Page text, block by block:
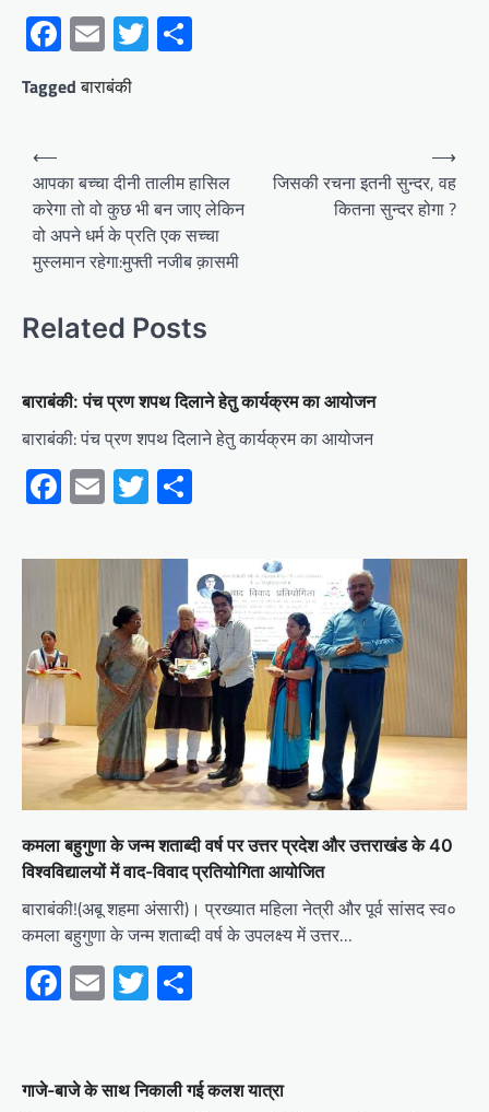
Facebook
EmailTwitter
Taggedबाराबंकी
Post
navigation
⟵
आपका बच्चा दीनी तालीम हासिल
करेगा तो वो कुछ भी बन जाए लेकिन
वो अपने धर्म के प्रति एक सच्चा
मुस्लमान रहेगा:मुफ्ती नजीब क़ासमी
जिसकी रचना इतनी सुन्दर, वह
कितना सुन्दर होगा ?
⟶
Related Posts
बाराबंकी: पंच प्रण शपथ दिलाने हेतु कार्यक्रम का आयोजन
बाराबंकी: पंच प्रण शपथ दिलाने हेतु कार्यक्रम का आयोजन
Facebook
EmailTwitter
कमला बहुगुणा के जन्म शताब्दी वर्ष पर उत्तर प्रदेश और उत्तराखंड के 40
विश्वविद्यालयों में वाद-विवाद प्रतियोगिता आयोजित
बाराबंकी!(अबू शहमा अंसारी)। प्रख्यात महिला नेत्री और पूर्व सांसद स्व०
कमला बहुगुणा के जन्म शताब्दी वर्ष के उपलक्ष्य में उत्तर…
Facebook
EmailTwitter
गाजे-बाजे के साथ निकाली गई कलश यात्रा